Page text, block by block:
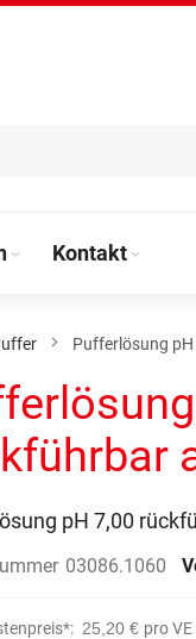
Kontakt
Pufferlösung
pH 7,00
03086.1060
25,20 € pro VE